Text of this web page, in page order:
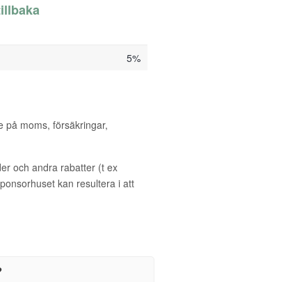
5%
på moms, försäkringar,
och andra rabatter (t ex
kan resultera i att